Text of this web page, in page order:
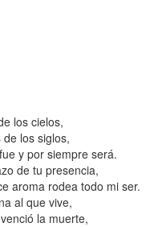
los cielos,
de los siglos,
y por siempre será.
de tu presencia,
aroma rodea todo mi ser.
al que vive,
la muerte,